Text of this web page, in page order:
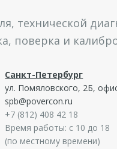
технической
поверка и
Санкт-Петербург
ул. Помяловского, 2Б,
spb@povercon.ru
+7 (812) 408 42 18
Время работы: с 10 до 18
(по местному времени)